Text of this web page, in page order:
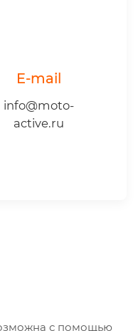
E-mail
info@moto-
active.ru
с помощью